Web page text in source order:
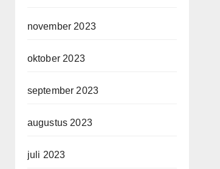
november 2023
oktober 2023
september 2023
augustus 2023
juli 2023